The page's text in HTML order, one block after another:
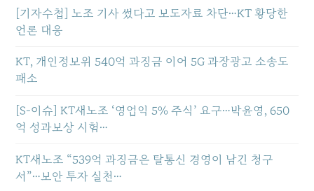
[기자수첩] 노조 기사 썼다고 보도자료 차단…KT 황당한
언론 대응
KT, 개인정보위 540억 과징금 이어 5G 과장광고 소송도
패소
[S-이슈] KT새노조 ‘영업익 5% 주식’ 요구…박윤영, 650
억 성과보상 시험…
KT새노조 “539억 과징금은 탈통신 경영이 남긴 청구
서”…보안 투자 실천…